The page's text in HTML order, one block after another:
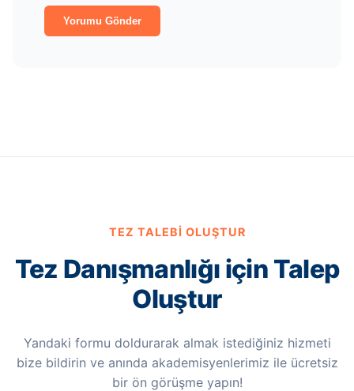
TEZ TALEBI OLUŞTUR
Tez Danışmanlığı için Talep
Oluştur
Yandaki formu doldurarak almak istediğiniz hizmeti
bize bildirin ve anında akademisyenlerimiz ile ücretsiz
bir ön görüşme yapın!